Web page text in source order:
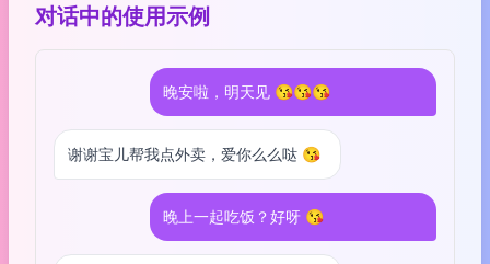
对话中的使用示例
晚安啦，明天见 😘😘😘
谢谢宝儿帮我点外卖，爱你么么哒 😘
晚上一起吃饭？好呀 😘